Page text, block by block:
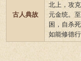
古人典故
北上，攻
元金统。
困，自杀
如能修德